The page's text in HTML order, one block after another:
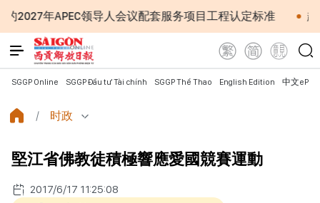
领导人会议配套服务项目工程认定标准 越南第十六届国
SGGP Online SGGP Đầu tư Tài chính SGGP Thể Thao English Edition 中文
时政
堅江省佛教徒積極響應愛國競賽運動
2017/6/17 11:25:08